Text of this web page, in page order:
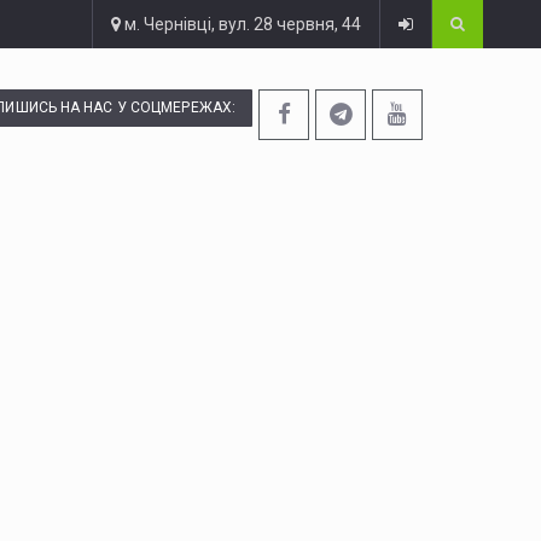
м. Чернівці, вул. 28 червня, 44
НА НАС У СОЦМЕРЕЖАХ: